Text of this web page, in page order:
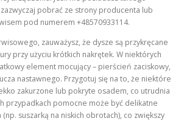
pobrać ze strony producenta lub
pod numerem +48570933114.
zauważysz, że dysze są przykręcane
przy użyciu krótkich nakrętek. W niektórych
element mocujący – pierścień zaciskowy,
nastawnego. Przygotuj się na to, że niektóre
zakurzone lub pokryte osadem, co utrudnia
przypadkach pomocne może być delikatne
suszarką na niskich obrotach), co zwiększy